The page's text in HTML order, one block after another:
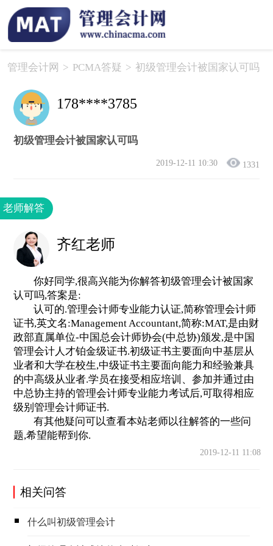
管理会计网 > PCMA答疑 > 初级管理会计被国家认可吗
178****3785
初级管理会计被国家认可吗
2019-12-11 10:30 1331
老师解答
齐红老师
你好同学,很高兴能为你解答初级管理会计被国家
认可吗,答案是:
认可的.管理会计师专业能力认证,简称管理会计师
证书,英文名:Management Accountant,简称:MAT,是由财
政部直属单位-中国总会计师协会(中总协)颁发,是中国
管理会计人才铂金级证书.初级证书主要面向中基层从
业者和大学在校生,中级证书主要面向能力和经验兼具
的中高级从业者.学员在接受相应培训、参加并通过由
中总协主持的管理会计师专业能力考试后,可取得相应
级别管理会计师证书.
有其他疑问可以查看本站老师以往解答的一些问
题,希望能帮到你.
2019-12-11 11:08
相关问答
什么叫初级管理会计